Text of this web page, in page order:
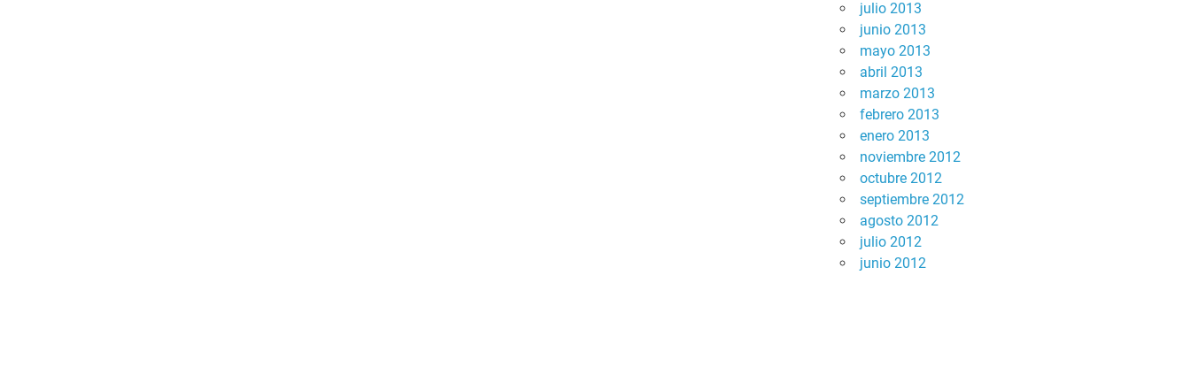
julio 2013
junio 2013
mayo 2013
abril 2013
marzo 2013
febrero 2013
enero 2013
noviembre 2012
octubre 2012
septiembre 2012
agosto 2012
julio 2012
junio 2012